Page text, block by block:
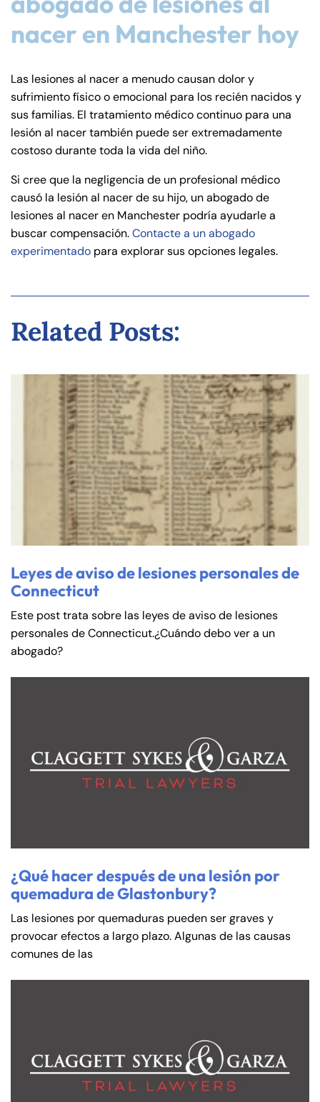
nacer en Manchester hoy
Las lesiones al nacer a menudo causan dolor y
sufrimiento físico o emocional para los recién nacidos y
sus familias. El tratamiento médico continuo para una
lesión al nacer también puede ser extremadamente
costoso durante toda la vida del niño.
Si cree que la negligencia de un profesional médico
causó la lesión al nacer de su hijo, un abogado de
lesiones al nacer en Manchester podría ayudarle a
buscar compensación.Contacte a un abogado
experimentado para explorar sus opciones legales.
Related Posts:
Leyes de aviso de lesiones personales de
Connecticut
Este post trata sobre las leyes de aviso de lesiones
personales de Connecticut.¿Cuándo debo ver a un
abogado?
¿Qué hacer después de una lesión por
quemadura de Glastonbury?
Las lesiones por quemaduras pueden ser graves y
provocar efectos a largo plazo. Algunas de las causas
comunes de las